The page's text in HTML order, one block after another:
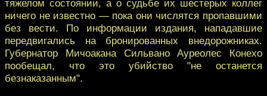
тяжелом состоянии, а о судьбе их шестерых коллег
ничего не известно — пока они числятся пропавшими
без вести. По информации издания, нападавшие
передвигались на бронированных внедорожниках.
Губернатор Мичоакана Сильвано Ауреолес Конехо
пообещал, что это убийство "не останется
безнаказанным".